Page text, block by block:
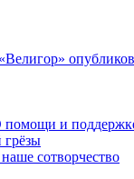
помощи и
грёзы
сотворчество